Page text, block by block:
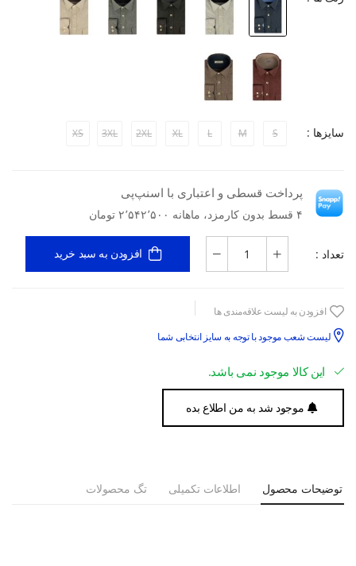
سایزها : S
M
L
XL
2XL
3XL
XS
پرداخت قسطی و اعتباری با اسنپ‌پی
۴ قسط بدون کارمزد، ماهانه ۲٬۵۴۲٬۵۰۰ تومان
تعداد : افزودن به سبد خرید
افزودن به لیست علاقه‌مندی ها
لیست شعب موجود با توجه به سایز انتخابی شما
این کالا موجود نمی باشد.
موجود شد به من اطلاع بده
توضیحات محصول اطلاعات تکمیلی تگ محصولات